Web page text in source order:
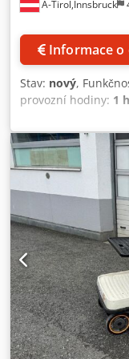
A-Tirol,Innsbruck
Informace o
Stav: nový,
provozní hodiny: 1 h
teleskopický,
hmotnost:750 kg,
Elektro,
pro komisionování
zařízení Technický
výroby baterie: